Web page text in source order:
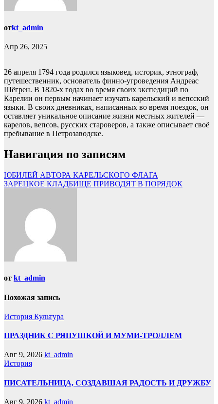
отkt_admin
Апр 26, 2025
26 апреля 1794 года родился языковед, историк, этнограф,
путешественник, основатель финно-угроведения Андреас
Шёгрен. В 1820-х годах во время своих экспедиций по
Карелии он первым начинает изучать карельский и вепсский
языки. В своих дневниках, написанных во время поездок, он
оставляет уникальное описание жизни местных жителей —
карелов, вепсов, русских староверов, а также описывает своё
пребывание в Петрозаводске.
Навигация по записям
ЮБИЛЕЙ АВТОРА КАРЕЛЬСКОГО ФЛАГА
ЗАРЕЦКОЕ КЛАДБИЩЕ ПРИВОДЯТ В ПОРЯДОК
от kt_admin
Похожая запись
История Культура
ПРАЗДНИК С РЯПУШКОЙ И МУМИ-ТРОЛЛЕМ
Авг 9, 2026 kt_admin
История
ПИСАТЕЛЬНИЦА, СОЗДАВШАЯ РАДОСТЬ И ДРУЖБУ
Авг 9, 2026 kt_admin